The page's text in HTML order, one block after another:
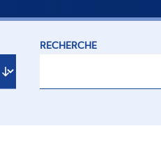
RECHERCHE